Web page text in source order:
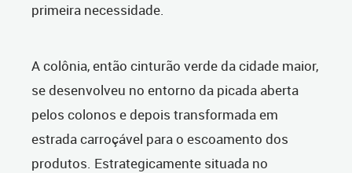
primeira necessidade.
A colônia, então cinturão verde da cidade maior,
se desenvolveu no entorno da picada aberta
pelos colonos e depois transformada em
estrada carroçável para o escoamento dos
produtos. Estrategicamente situada no